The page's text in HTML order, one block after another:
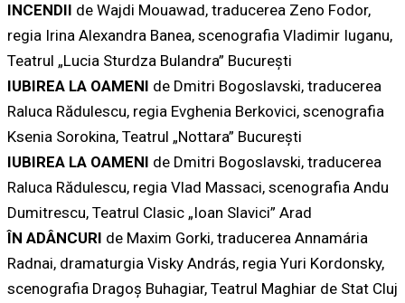
INCENDII de Wajdi Mouawad, traducerea Zeno Fodor,
regia Irina Alexandra Banea, scenografia Vladimir Iuganu,
Teatrul „Lucia Sturdza Bulandra” Bucureşti
IUBIREA LA OAMENI de Dmitri Bogoslavski, traducerea
Raluca Rădulescu, regia Evghenia Berkovici, scenografia
Ksenia Sorokina, Teatrul „Nottara” Bucureşti
IUBIREA LA OAMENI de Dmitri Bogoslavski, traducerea
Raluca Rădulescu, regia Vlad Massaci, scenografia Andu
Dumitrescu, Teatrul Clasic „Ioan Slavici” Arad
ÎN ADÂNCURI de Maxim Gorki, traducerea Annamária
Radnai, dramaturgia Visky András, regia Yuri Kordonsky,
scenografia Dragoş Buhagiar, Teatrul Maghiar de Stat Cluj